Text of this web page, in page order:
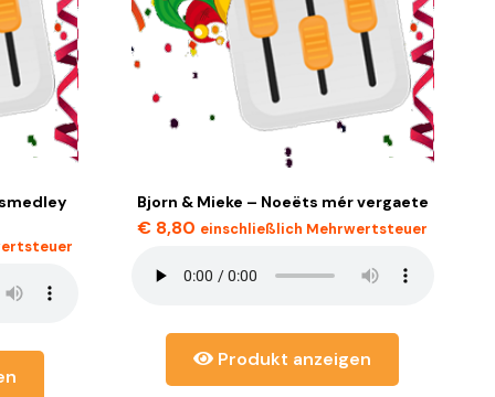
Bjorn & Mieke – Noeëts mér vergaete
€ 8,80 einschließlich Mehrwertsteuer
Produkt anzeigen